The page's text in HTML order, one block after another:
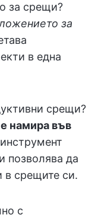
за срещи?
за
в една
срещи?
намира във
позволява да
в срещите си.
с